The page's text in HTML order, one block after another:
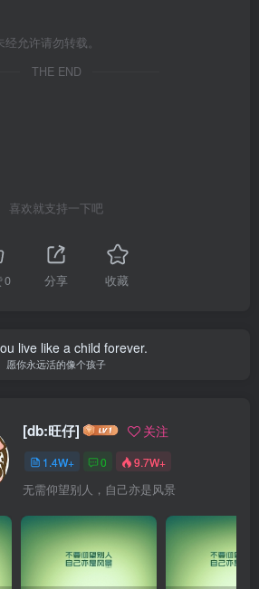
允许请勿转载。
THE END
喜欢就支持一下吧
0 分享 收藏
live like a child forever.
愿你永远活的像个孩子
[db:旺仔] 关注
1.4W+ 0 9.7W+
无需仰望别人，自己亦是风景